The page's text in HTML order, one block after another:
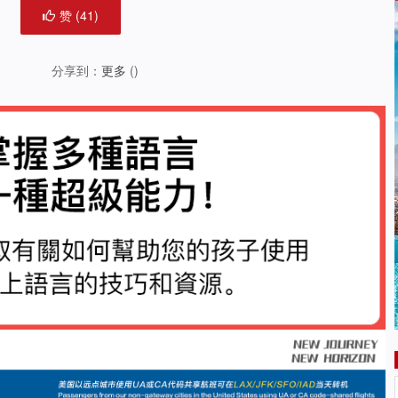
赞 (41)
分享到： 更多 ()